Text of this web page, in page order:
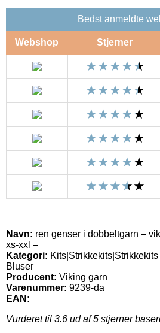
Bedst anmeldte
Webshop Stjerner
Navn: ren genser i dobbeltgarn –
xs-xxl –
Kategori:
Bluser
Producent: Viking garn
Varenummer: 9239-da
EAN:
Vurderet til 3.6 ud af 5 stjerner